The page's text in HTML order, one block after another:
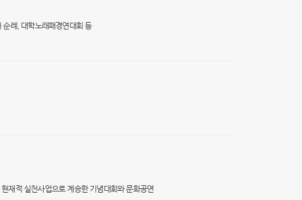
례, 대학노래패경연대회 등
재적 실천사업으로 계승한 기념대회와 문화공연